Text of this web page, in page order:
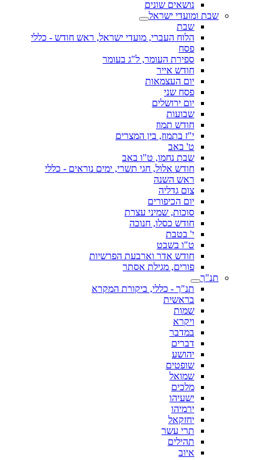
נושאים שונים
שבת ומועדי ישראל
שבת
הלוח העברי, מועדי ישראל, ראש חודש - כללי
פסח
ספירת העומר, ל"ג בעומר
חודש אייר
יום העצמאות
פסח שני
יום ירושלים
שבועות
חודש תמוז
י"ז בתמוז, בין המצרים
ט' באב
שבת נחמו, ט"ו באב
חודש אלול, חגי תשרי, ימים נוראים - כללי
ראש השנה
צום גדליה
יום הכיפורים
סוכות, שמיני עצרת
חודש כסלו, חנוכה
י' בטבת
ט"ו בשבט
חודש אדר וארבעת הפרשיות
פורים, מגילת אסתר
תנ"ך
תנ"ך - כללי, ביקורת המקרא
בראשית
שמות
ויקרא
במדבר
דברים
יהושע
שופטים
שמואל
מלכים
ישעיהו
ירמיהו
יחזקאל
תרי עשר
תהילים
איוב